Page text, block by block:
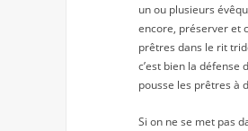
un ou plusieurs
encore, préserver et
prêtres dans le rit
c’est bien la défense
pousse les prêtres à
Si on ne se met pas